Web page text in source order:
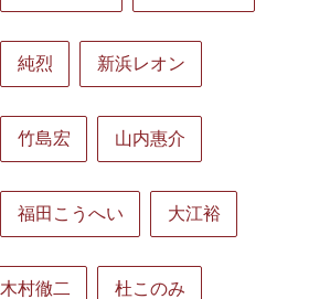
純烈 新浜レオン
竹島宏 山内惠介
福田こうへい 大江裕
木村徹二 杜このみ